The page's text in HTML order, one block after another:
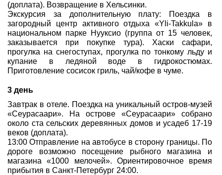
(доплата). Возвращение в Хельсинки.
Экскурсия за дополнительную плату: Поездка в
загородный центр активного отдыха «Yli-Takkula» в
национальном парке Нууксио (группа от 15 человек,
заказывается при покупке тура). Хаски сафари,
прогулка на снегоступах, прогулка по тонкому льду и
купание в ледяной воде в гидрокостюмах.
Приготовление сосисок гриль, чай/кофе в чуме.
3 день
Завтрак в отеле. Поездка на уникальный остров-музей
«Сеурасаари». На острове «Сеурасаари» собрано
около ста сельских деревянных домов и усадеб 17-19
веков (доплата).
13:00 Отправление на автобусе в сторону границы. По
дороге возможно посещение рыбного магазина и
магазина «1000 мелочей». Ориентировочное время
прибытия в Санкт-Петербург 24:00.